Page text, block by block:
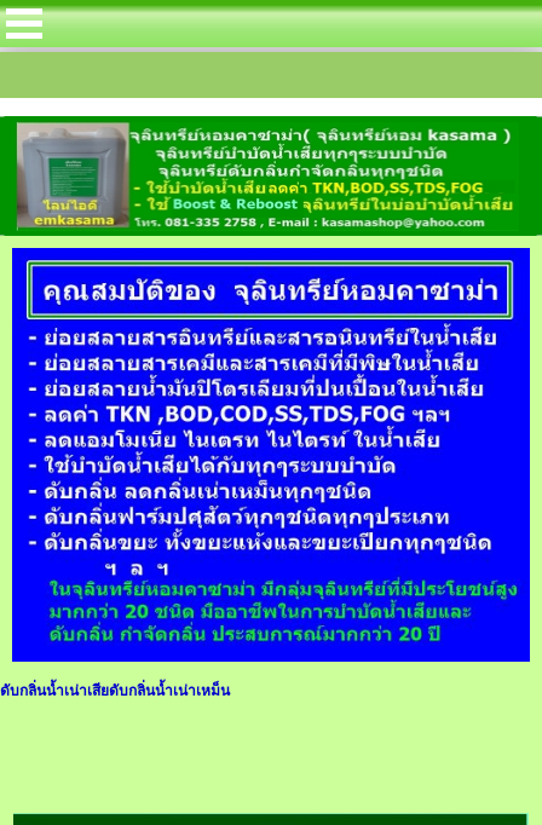
บลดค่า TKN โดยเฉพาะในบ่อบำบัดน้ำเ
ดับกลิ่นน้ำเน่าเสียดับกลิ่นน้ำเน่าเหม็น